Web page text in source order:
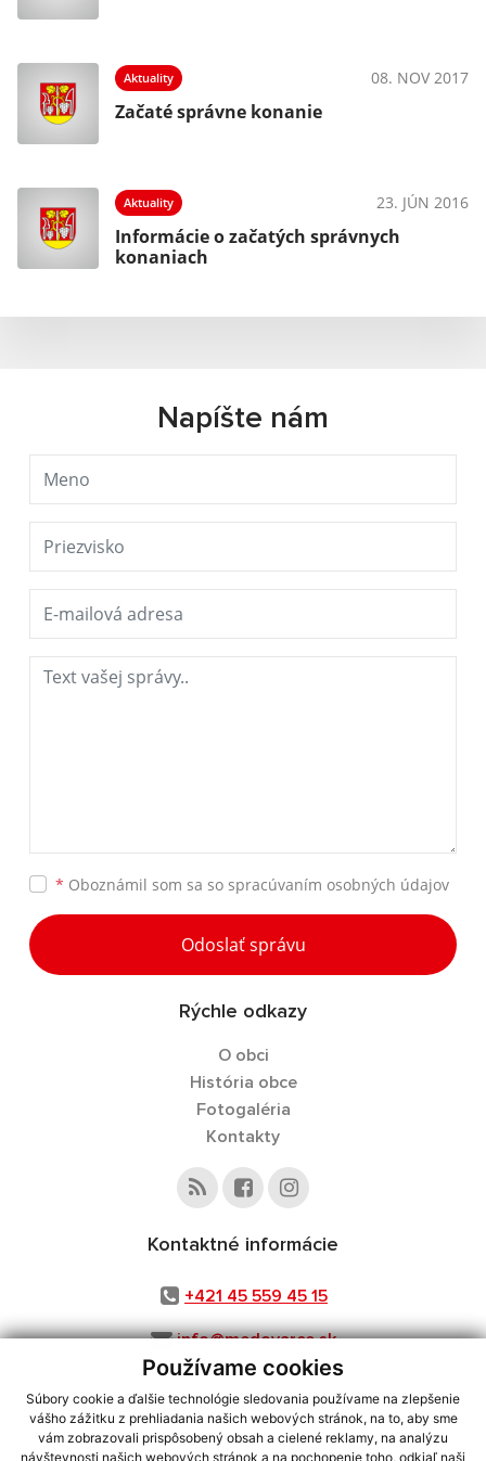
Používame cookies
Súbory cookie a ďalšie technológie sledovania používame na zlepšenie
vášho zážitku z prehliadania našich webových stránok, na to, aby sme
vám zobrazovali prispôsobený obsah a cielené reklamy, na analýzu
návštevnosti našich webových stránok a na pochopenie toho, odkiaľ naši
Aktuality 08. NOV 2017
Začaté správne konanie
Aktuality 23. JÚN 2016
Informácie o začatých správnych
konaniach
Napíšte nám
* Oboznámil som sa so spracúvaním osobných údajov
Odoslať správu
Rýchle odkazy
O obci
História obce
Fotogaléria
Kontakty
Kontaktné informácie
+421 45 559 45 15
info@medovarce.sk
využite možnosť získavania aktuálnych informácií s využitím RSS